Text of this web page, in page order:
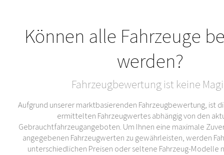
Können alle Fahrzeuge
werden?
Fahrzeugbewertung ist keine
Aufgrund unserer marktbasierenden Fahrzeugbewertung, ist
ermittelten Fahrzeugwertes abhängig von den
Gebrauchtfahrzeugangeboten. Um Ihnen eine maximale
angegebenen Fahrzeugwerten zu gewährleisten, werden
unterschiedlichen Preisen oder seltene Fahrzeug-